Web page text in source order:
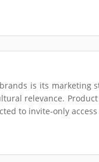
is its marketing
relevance.
to invite-only